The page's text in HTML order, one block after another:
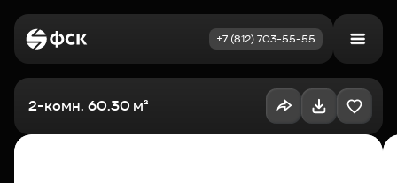
+7 (812) 703-55-55
2-комн. 60.30 м²